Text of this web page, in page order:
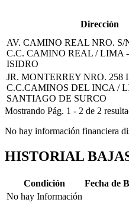
Dirección
AV. CAMINO REAL NRO. S/
C.C. CAMINO REAL / LIMA
ISIDRO
JR. MONTERREY NRO. 258
C.C.CAMINOS DEL INCA /
SANTIAGO DE SURCO
Mostrando Pág. 1 - 2 de 2
No hay información financiera
HISTORIAL
Condición
Fecha de
No hay Información